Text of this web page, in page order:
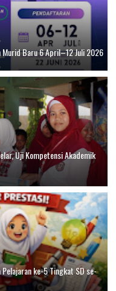
Baru 6 April–12 Juli 2026
Uji Kompetensi Akademik
ke-5 Tingkat SD se-